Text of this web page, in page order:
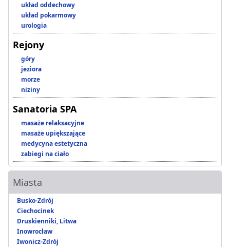
układ oddechowy
układ pokarmowy
urologia
Rejony
góry
jeziora
morze
niziny
Sanatoria SPA
masaże relaksacyjne
masaże upiększające
medycyna estetyczna
zabiegi na ciało
Miasta
Busko-Zdrój
Ciechocinek
Druskienniki, Litwa
Inowrocław
Iwonicz-Zdrój